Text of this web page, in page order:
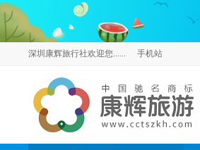
深圳康辉旅行社欢迎您...... 手机站